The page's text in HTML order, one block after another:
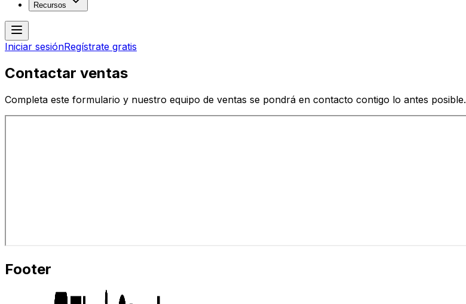
Recursos
Iniciar sesiónRegístrate gratis
Contactar ventas
Completa este formulario y nuestro equipo de ventas se pondrá en contacto contigo lo antes posible.
Footer